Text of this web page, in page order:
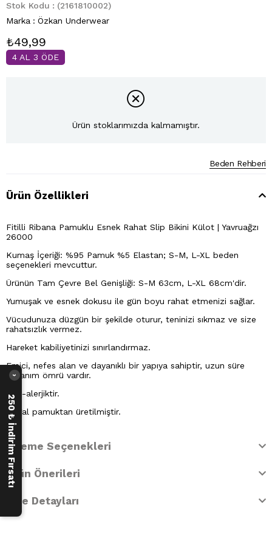
Stok Kodu
(2161810002)
Marka : Özkan Underwear
₺49,99
4 AL 3 ÖDE
Ürün stoklarımızda kalmamıştır.
Beden Rehberi
Ürün Özellikleri
Fitilli Ribana Pamuklu Esnek Rahat Slip Bikini Külot | Yavruağzı
26000
Kumaş İçeriği: %95 Pamuk %5 Elastan; S-M, L-XL beden
seçenekleri mevcuttur.
Ürünün Tam Çevre Bel Genişliği: S-M 63cm, L-XL 68cm'dir.
Yumuşak ve esnek dokusu ile gün boyu rahat etmenizi sağlar.
Vücudunuza düzgün bir şekilde oturur, teninizi sıkmaz ve size
rahatsızlık vermez.
Hareket kabiliyetinizi sınırlandırmaz.
Emici, nefes alan ve dayanıklı bir yapıya sahiptir, uzun süre
kullanım ömrü vardır.
Anti-alerjiktir.
Doğal pamuktan üretilmiştir.
Ödeme Seçenekleri
Ürün Önerileri
İade Detayları
250 ₺ İndirim Fırsatı
›